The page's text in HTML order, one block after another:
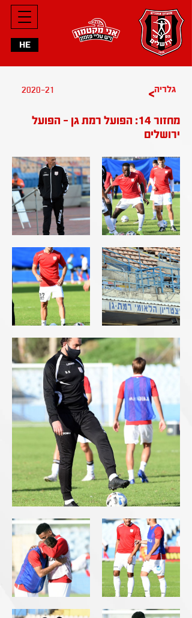
HE
2020-21 >גלריה
מחזור 14: הפועל רמת גן - הפועל
ירושלים